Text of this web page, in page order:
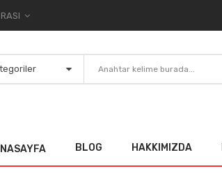
BLOG HAKKIMIZDA